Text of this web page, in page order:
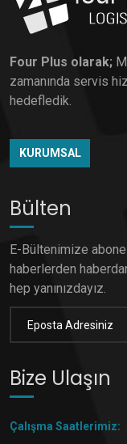
Four Plus olarak;
zamanında servis
hedefledik.
KURUMSAL
Bülten
E-Bültenimize
haberlerden
hep yanınızdayız.
Bize Ulaşın
Çalışma Saatlerimiz: